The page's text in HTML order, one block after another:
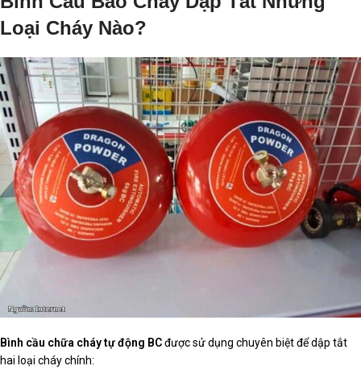
Loại Cháy Nào?
Bình cầu chữa cháy tự động BCđược sử dụng chuyên biệt để dập tắt
hai loại cháy chính: